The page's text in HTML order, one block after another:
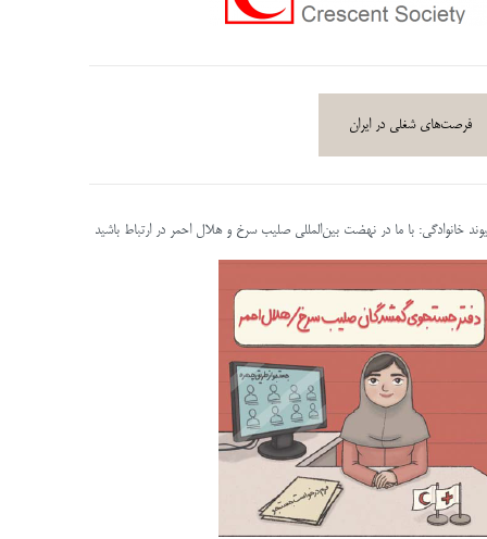
فرصت‌های شغلی در ایران
خانوادگی: با ما در نهضت بین‌المللی صلیب سرخ و هلال احمر در ارتباط باشید